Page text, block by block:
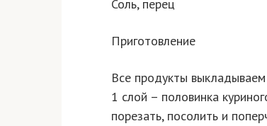
Соль, перец
Приготовление
Все продукты
1 слой – половинка
порезать, посолить и